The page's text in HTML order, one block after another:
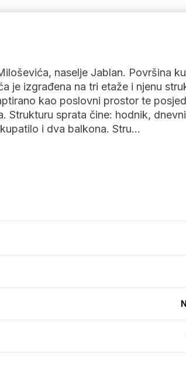
naselje Jablan. Površina
je izgrađena na tri etaže i njenu
kao poslovni prostor te
Strukturu sprata čine: hodnik,
i dva balkona. Stru...